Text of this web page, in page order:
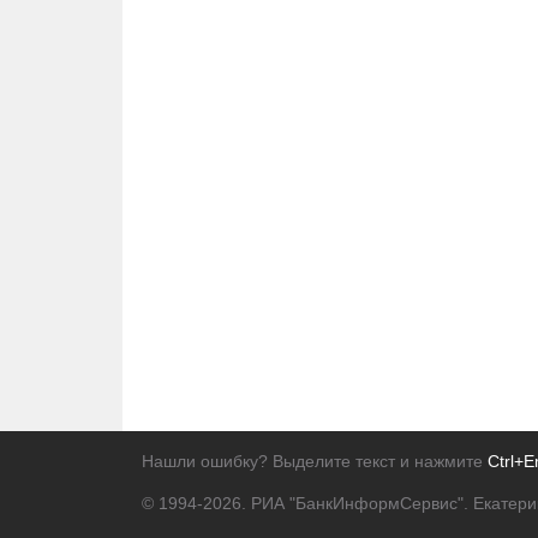
Нашли ошибку? Выделите текст и нажмите
© 1994-2026. РИА "БанкИнформСервис".